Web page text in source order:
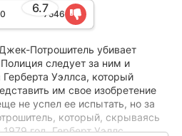
6.77546
Потрошитель убивает
следует за ним и
Уэллса, который
им свое изобретение
не успел ее испытать, но за
который, скрываясь
год. Герберт Уэллс,